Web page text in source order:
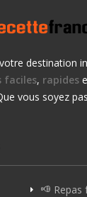
destination
faciles, rapides
vous soyez
Repas